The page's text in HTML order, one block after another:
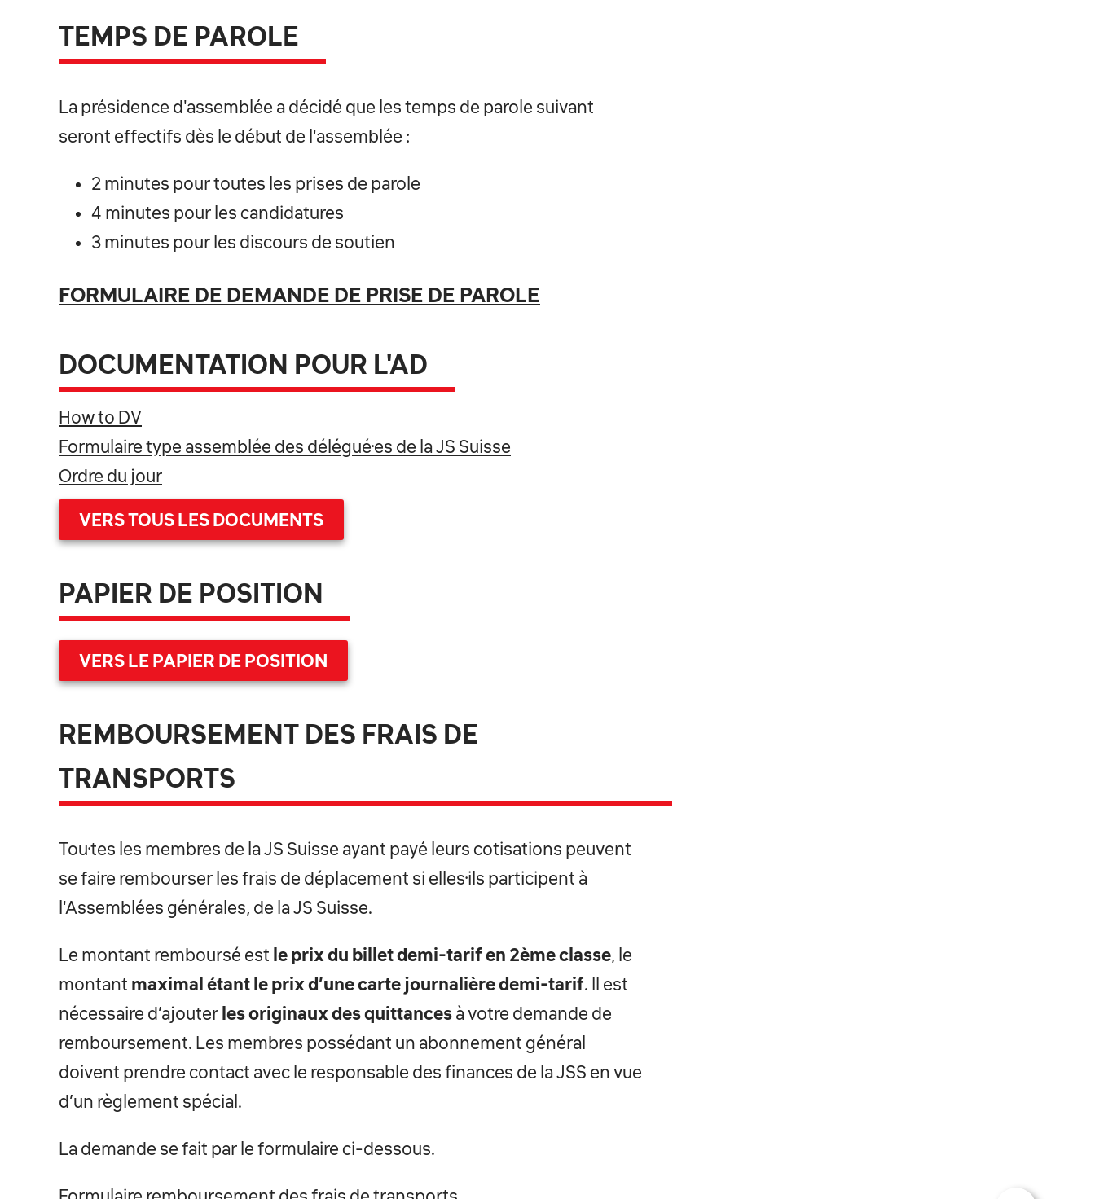
TEMPS DE PAROLE
La présidence d'assemblée a décidé que les temps de parole suivant
seront effectifs dès le début de l'assemblée :
2 minutes pour toutes les prises de parole
4 minutes pour les candidatures
3 minutes pour les discours de soutien
FORMULAIRE DE DEMANDE DE PRISE DE PAROLE
DOCUMENTATION POUR L'AD
How to DV
Formulaire type assemblée des délégué·es de la JS Suisse
Ordre du jour
VERS TOUS LES DOCUMENTS
PAPIER DE POSITION
VERS LE PAPIER DE POSITION
REMBOURSEMENT DES FRAIS DE
TRANSPORTS
Tou·tes les membres de la JS Suisse ayant payé leurs cotisations peuvent
se faire rembourser les frais de déplacement si elles·ils participent à
l'Assemblées générales, de la JS Suisse.
Le montant remboursé est le prix du billet demi-tarif en 2ème classe , le
montant maximal étant le prix d’une carte journalière demi-tarif. Il est
nécessaire d’ajouter les originaux des quittances à votre demande de
remboursement. Les membres possédant un abonnement général
doivent prendre contact avec le responsable des finances de la JSS en vue
d’un règlement spécial.
La demande se fait par le formulaire ci-dessous.